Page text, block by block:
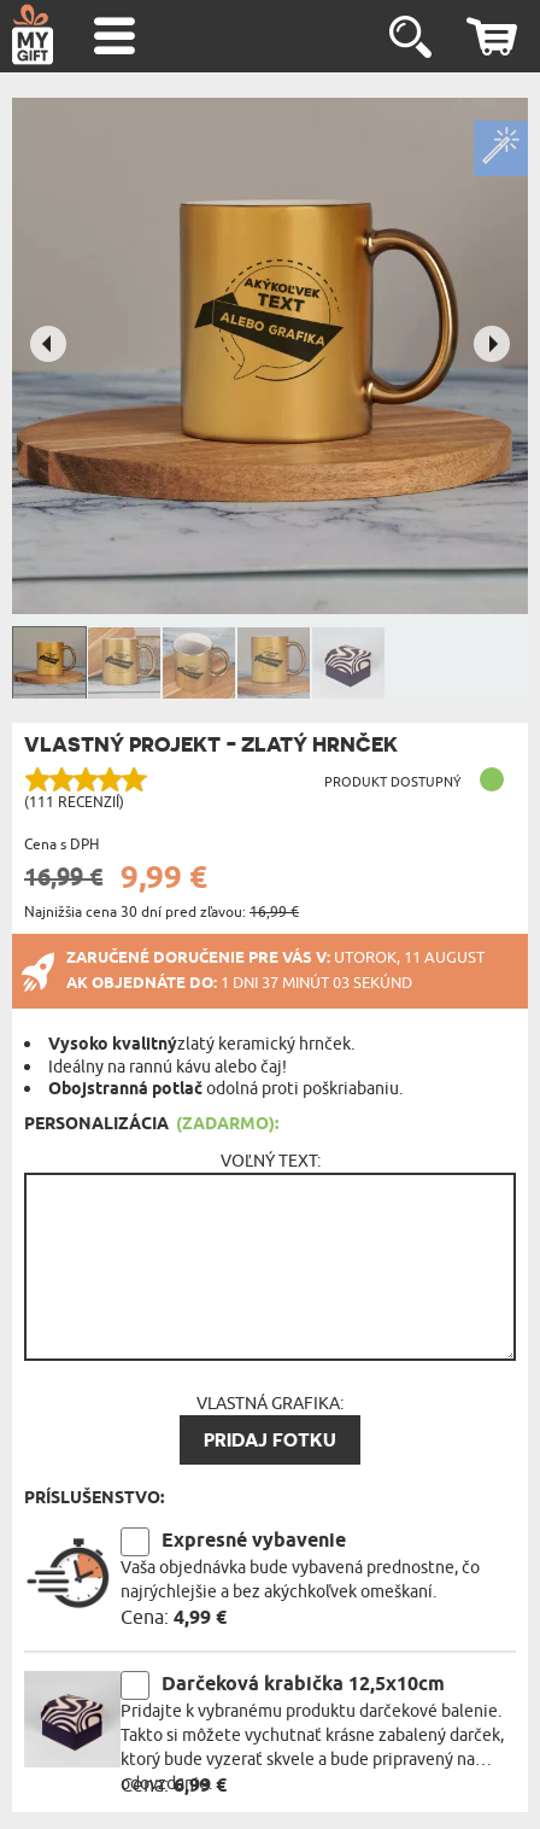
VLASTNÝ PROJEKT - ZLATÝ HRNČEK
(111 RECENZIÍ)
PRODUKT DOSTUPNÝ
Cena s DPH
16,99 € 9,99 €
Najnižšia cena 30 dní pred zľavou:16,99 €
ZARUČENÉ DORUČENIE PRE VÁS V: UTOROK, 11 AUGUST
AK OBJEDNÁTE DO: 1 DNI 37 MINÚT 02 SEKÚND
Vysoko kvalitnýzlatý keramický hrnček.
Ideálny na rannú kávu alebo čaj!
Obojstranná potlačodolná proti poškriabaniu.
PERSONALIZÁCIA (ZADARMO):
VOĽNÝ TEXT:
VLASTNÁ GRAFIKA:
PRIDAJ FOTKU
PRÍSLUŠENSTVO:
Expresné vybavenie
Vaša objednávka bude vybavená prednostne, čo
najrýchlejšie a bez akýchkoľvek omeškaní.
Cena: 4,99 €
Darčeková krabička 12,5x10cm
Pridajte k vybranému produktu darčekové balenie.
Takto si môžete vychutnať krásne zabalený darček,
ktorý bude vyzerať skvele a bude pripravený na
odovzdanie.
Cena:6,99 €